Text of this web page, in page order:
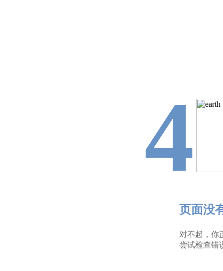
4
页面没
对不起，你
尝试检查